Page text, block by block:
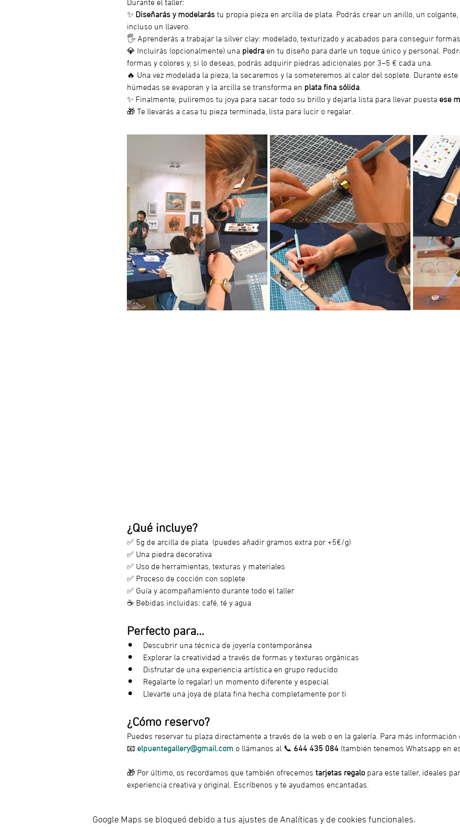
✨ Diseñarás y modelarás tu propia pieza en arcilla de plata. Podrás crear un anillo, un
incluso un llavero.
🖐️ Aprenderás a trabajar la silver clay: modelado, texturizado y acabados para conseguir
💎 Incluirás (opcionalmente) una piedra en tu diseño para darle un toque único y personal.
formas y colores y, si lo deseas, podrás adquirir piedras adicionales por 3–5 € cada una.
🔥 Una vez modelada la pieza, la secaremos y la someteremos al calor del soplete. Durante
húmedas se evaporan y la arcilla se transforma en plata fina sólida.
✨ Finalmente, puliremos tu joya para sacar todo su brillo y dejarla lista para llevar puesta ese
🎁 Te llevarás a casa tu pieza terminada, lista para lucir o regalar.
¿Qué incluye?
✅ 5g de arcilla de plata  (puedes añadir gramos extra por +5€/g)
✅ Una piedra decorativa
✅ Uso de herramientas, texturas y materiales
✅ Proceso de cocción con soplete
✅ Guía y acompañamiento durante todo el taller
☕ Bebidas incluidas: café, té y agua
Perfecto para…
Descubrir una técnica de joyería contemporánea
Explorar la creatividad a través de formas y texturas orgánicas
Disfrutar de una experiencia artística en grupo reducido
Regalarte (o regalar) un momento diferente y especial
Llevarte una joya de plata fina hecha completamente por ti
¿Cómo reservo?
Puedes reservar tu plaza directamente a través de la web o en la galería. Para más
📧 elpuentegallery@gmail.com o llámanos al 📞 644 435 084 (también tenemos Whatsapp en
🎁 Por último, os recordamos que también ofrecemos tarjetas regalo para este taller, ideales
experiencia creativa y original. Escríbenos y te ayudamos encantadas.
Google Maps se bloqueó debido a tus ajustes de Analíticas y de cookies funcionales.